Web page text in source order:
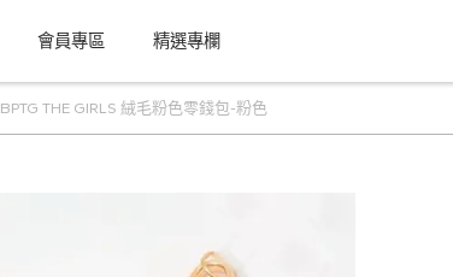
會員專區 精選專欄
BPTG THE GIRLS 絨毛粉色零錢包-粉色